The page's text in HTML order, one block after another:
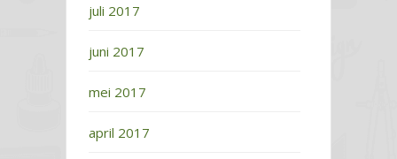
juli 2017
juni 2017
mei 2017
april 2017